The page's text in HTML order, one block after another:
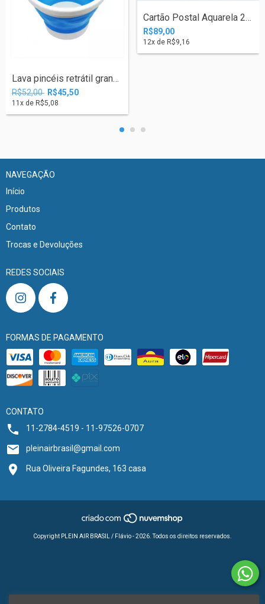
Lava pincéis retrátil grande- Sinoart
R$52,00 R$45,50
11 x de R$5,08
Cartão Postal Aquarela 230g 10,5 X 14,8...
R$89,00
12x de R$9,16
NAVEGAÇÃO
Início
Produtos
Contato
Trocas e Devoluções
REDES SOCIAIS
FORMAS DE PAGAMENTO
CONTATO
11-2784-4519 - 11-97526-0707
pleinairbrasil@gmail.com
Rua Oliveira Fagundes, 163 casa
Copyright PLEIN AIR BRASIL / Flávio - 2026. Todos os direitos reservados.